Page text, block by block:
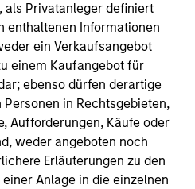
als Privatanleger definiert
enthaltenen Informationen
ein Verkaufsangebot
einem Kaufangebot für
ebenso dürfen derartige
in Rechtsgebieten,
Aufforderungen, Käufe oder
weder angeboten noch
Erläuterungen zu den
Anlage in die einzelnen
and
globally.
and
in the United